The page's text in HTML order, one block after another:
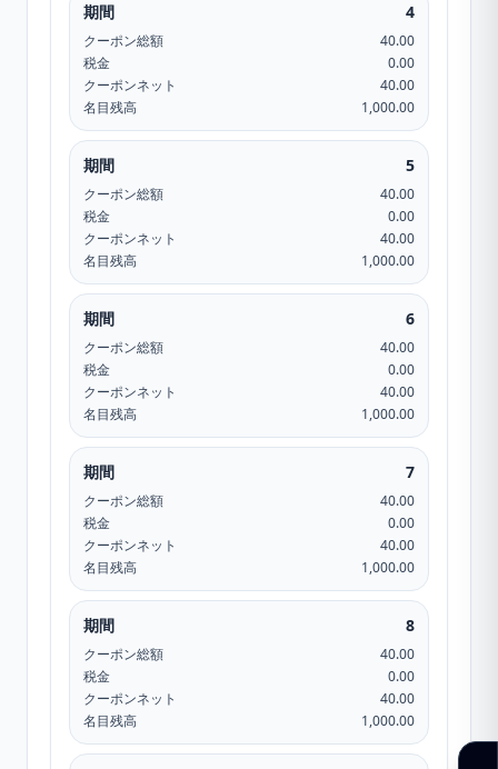
期間 4
クーポン総額
40.00
税金
0.00
クーポンネット
40.00
名目残高
1,000.00
期間 5
クーポン総額
40.00
税金
0.00
クーポンネット
40.00
名目残高
1,000.00
期間 6
クーポン総額
40.00
税金
0.00
クーポンネット
40.00
名目残高
1,000.00
期間 7
クーポン総額
40.00
税金
0.00
クーポンネット
40.00
名目残高
1,000.00
期間 8
クーポン総額
40.00
税金
0.00
クーポンネット
40.00
名目残高
1,000.00